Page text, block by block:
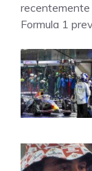
recentemente
Formula 1